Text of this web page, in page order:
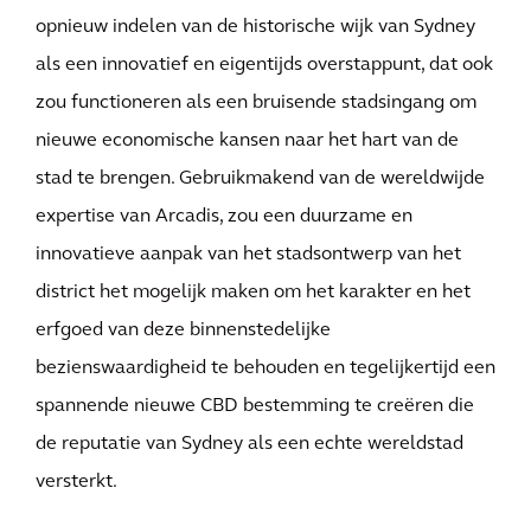
opnieuw indelen van de historische wijk van Sydney
als een innovatief en eigentijds overstappunt, dat ook
zou functioneren als een bruisende stadsingang om
nieuwe economische kansen naar het hart van de
stad te brengen. Gebruikmakend van de wereldwijde
expertise van Arcadis, zou een duurzame en
innovatieve aanpak van het stadsontwerp van het
district het mogelijk maken om het karakter en het
erfgoed van deze binnenstedelijke
bezienswaardigheid te behouden en tegelijkertijd een
spannende nieuwe CBD bestemming te creëren die
de reputatie van Sydney als een echte wereldstad
versterkt.